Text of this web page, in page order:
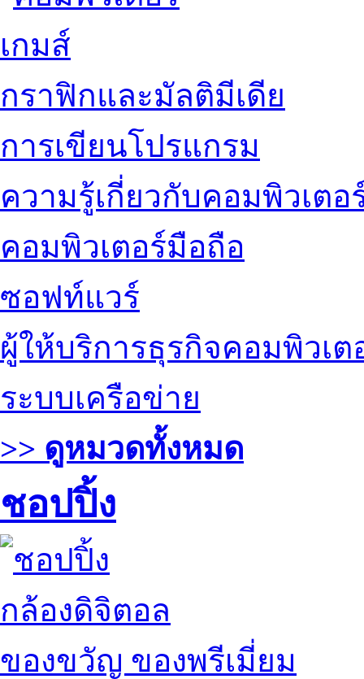
เกมส์
กราฟิกและมัลติมีเดีย
การเขียนโปรแกรม
ความรู้เกี่ยวกับคอมพิวเตอ
คอมพิวเตอร์มือถือ
ซอฟท์แวร์
ผู้ให้บริการธุรกิจคอมพิวเต
ระบบเครือข่าย
>> ดูหมวดทั้งหมด
ชอปปิ้ง
กล้องดิจิตอล
ของขวัญ ของพรีเมี่ยม